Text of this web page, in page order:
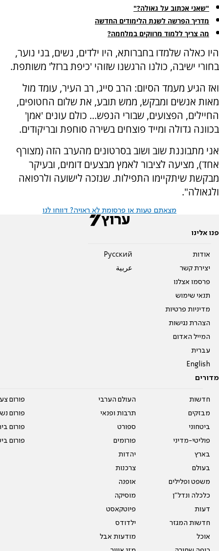
"שאני אכתוב על גאולה?"
מדריך הפרשה לשנת הלימודים החדשה
מה צריך ללמוד מרווקים במלחמה?
היו כאלה שלמדו בחברותא, היו ילדים, נשים, בני נוער,
בחורי ישיבה, כולנו הרגשנו שזוהי 'כיפת ברזל' משותפת.
ואז הגיע מעמד הסיום: הרב סייג, רב העיר, עומד מול
מאות אנשים ומבקש, ממש תובע, את שלום החטופים,
החיילים, הפצועים, שבורי הנפש... כולם עונים 'אמן'
בכוונה גדולה ומייד פוצחים בשירה סוחפת ובריקודים.
אני מתבוננת שוב ושוב בסרטונים מהערב הזה (מצורף
אחד), מציעה לציבור לאמץ מבצעים דומים, ובעיקר
מבקשת שיתקיימו התפילות. שנזכה לישועה ולרפואה
ולגאולה".
מצאתם טעות או פרסומת לא ראויה? דווחו לנו
פנו אלינו
אודות
יצירת קשר
פרסמו אצלנו
תנאי שימוש
מדיניות פרטיות
הצהרת נגישות
המייל האדום
עברית
English
Pусский
عربية
מדורים
חדשות
מבזקים
ביטחוני
פוליטי-מדיני
בארץ
בעולם
משפט ופלילים
כלכלה ונדל"ן
דעות
חדשות המגזר
אוכל
העולם הערבי
תרבות ופנאי
ספורט
פורומים
יהדות
צרכנות
אופנה
מוסיקה
פיוטקאסט
ילדודס
מודעות אבל
פורום
פורום
פורום
פורום